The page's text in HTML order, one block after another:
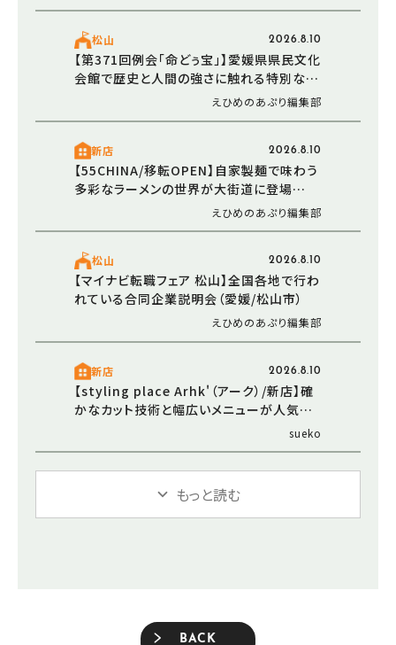
松山 2026.8.10
【第371回例会「命どぅ宝」】愛媛県県民文化
会館で歴史と人間の強さに触れる特別な演
劇体験をあなたに（愛媛/松山市）えひめのあぷり編集部
新店 2026.8.10
【55CHINA/移転OPEN】自家製麺で味わう
多彩なラーメンの世界が大街道に登場
（2026/05/22 愛媛/松山市）えひめのあぷり編集部
松山 2026.8.10
【マイナビ転職フェア 松山】全国各地で行わ
れている合同企業説明会（愛媛/松山市）
えひめのあぷり編集部
新店 2026.8.10
【styling place Arhk'（アーク）/新店】確
かなカット技術と幅広いメニューが人気の
sueko
もっと読む
BACK